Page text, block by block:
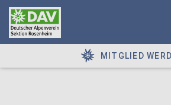
MITGLIED